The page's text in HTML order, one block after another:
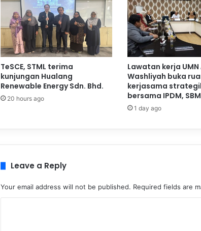
TeSCE, STML terima
kunjungan Hualang
Renewable Energy Sdn. Bhd.
20 hours ago
Lawatan kerja UMN
Washliyah buka
kerjasama
bersama IPDM,
1 day ago
Leave a Reply
Your email address will not be published. Required fields are